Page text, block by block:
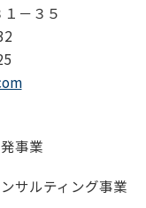
－３５
事業
サルティング事業